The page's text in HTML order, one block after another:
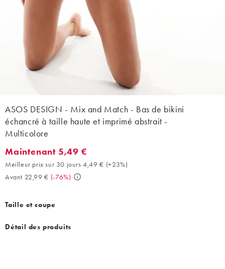
ASOS DESIGN - Mix and Match - Bas de bikini
échancré à taille haute et imprimé abstrait -
Multicolore
Maintenant 5,49 €. Meilleur prix sur 30 jours 4,49 € (+23%).
Maintenant 5,49 €
Meilleur prix sur 30 jours 4,49 € (+23%)
Avant 22,99 € (-76%)
Taille et coupe
Détail des produits